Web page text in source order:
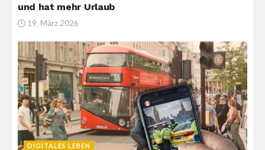
und hat mehr Urlaub
19. März 2026
DIGITALES LEBEN